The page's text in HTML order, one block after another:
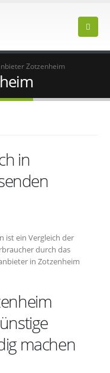
Zotzenheim
in
ist ein Vergleich der
durch das
in Zotzenheim
machen